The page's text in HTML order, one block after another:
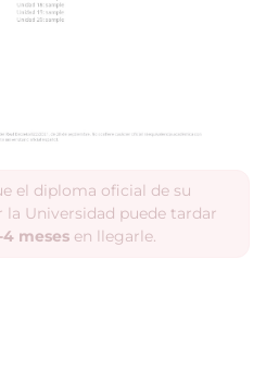
el diploma oficial de su
Universidad puede tardar
4 meses en llegarle.